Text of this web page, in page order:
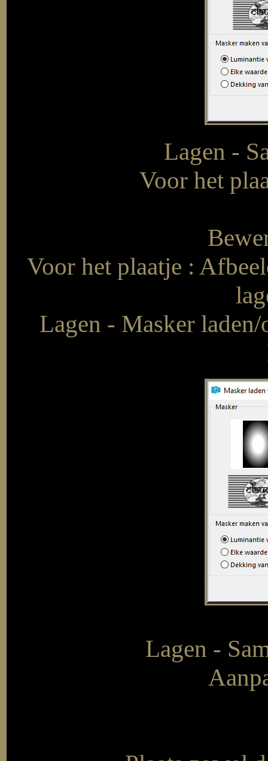
Lagen -
Voor het
Voor het plaatje :
Lagen - Masker
Lagen -